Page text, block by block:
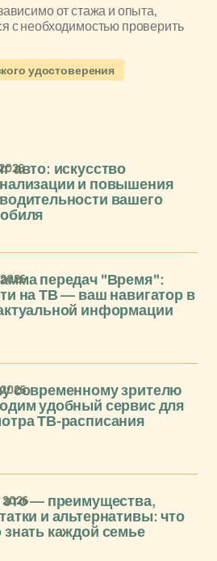
от стажа и опыта,
с необходимостью проверить
удостоверения
авто: искусство
и повышения
вашего
передач "Время":
на ТВ — ваш навигатор в
информации
современному зрителю
удобный сервис для
ТВ-расписания
это — преимущества,
и альтернативы: что
знать каждой семье